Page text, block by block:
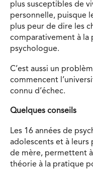
plus susceptibles de
personnelle, puisque
plus peur de dire les
comparativement à la
psychologue.
C’est aussi un
commencent
connu d’échec.
Quelques conseils
Les 16 années de
adolescents et à leurs
de mère, permettent
théorie à la pratique